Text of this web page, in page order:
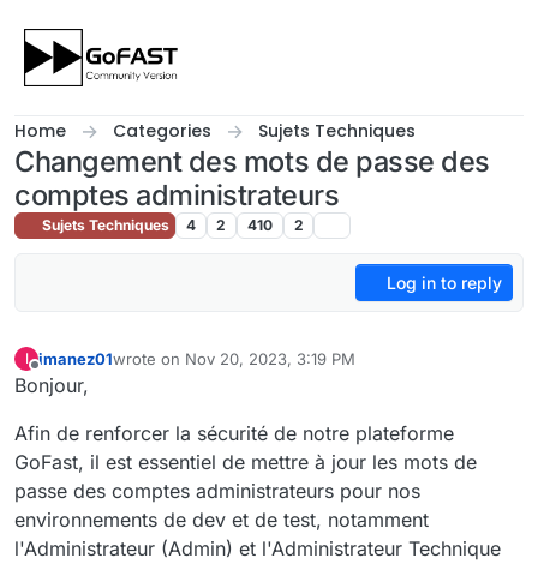
Home Categories Sujets Techniques
Changement des mots de passe des
comptes administrateurs
Sujets Techniques 4 2 410 2
Log in to reply
I
Offline
imanez01wrote on Nov 20, 2023, 3:19 PM
last edited by
Bonjour,
Afin de renforcer la sécurité de notre plateforme
GoFast, il est essentiel de mettre à jour les mots de
passe des comptes administrateurs pour nos
environnements de dev et de test, notamment
l'Administrateur (Admin) et l'Administrateur Technique